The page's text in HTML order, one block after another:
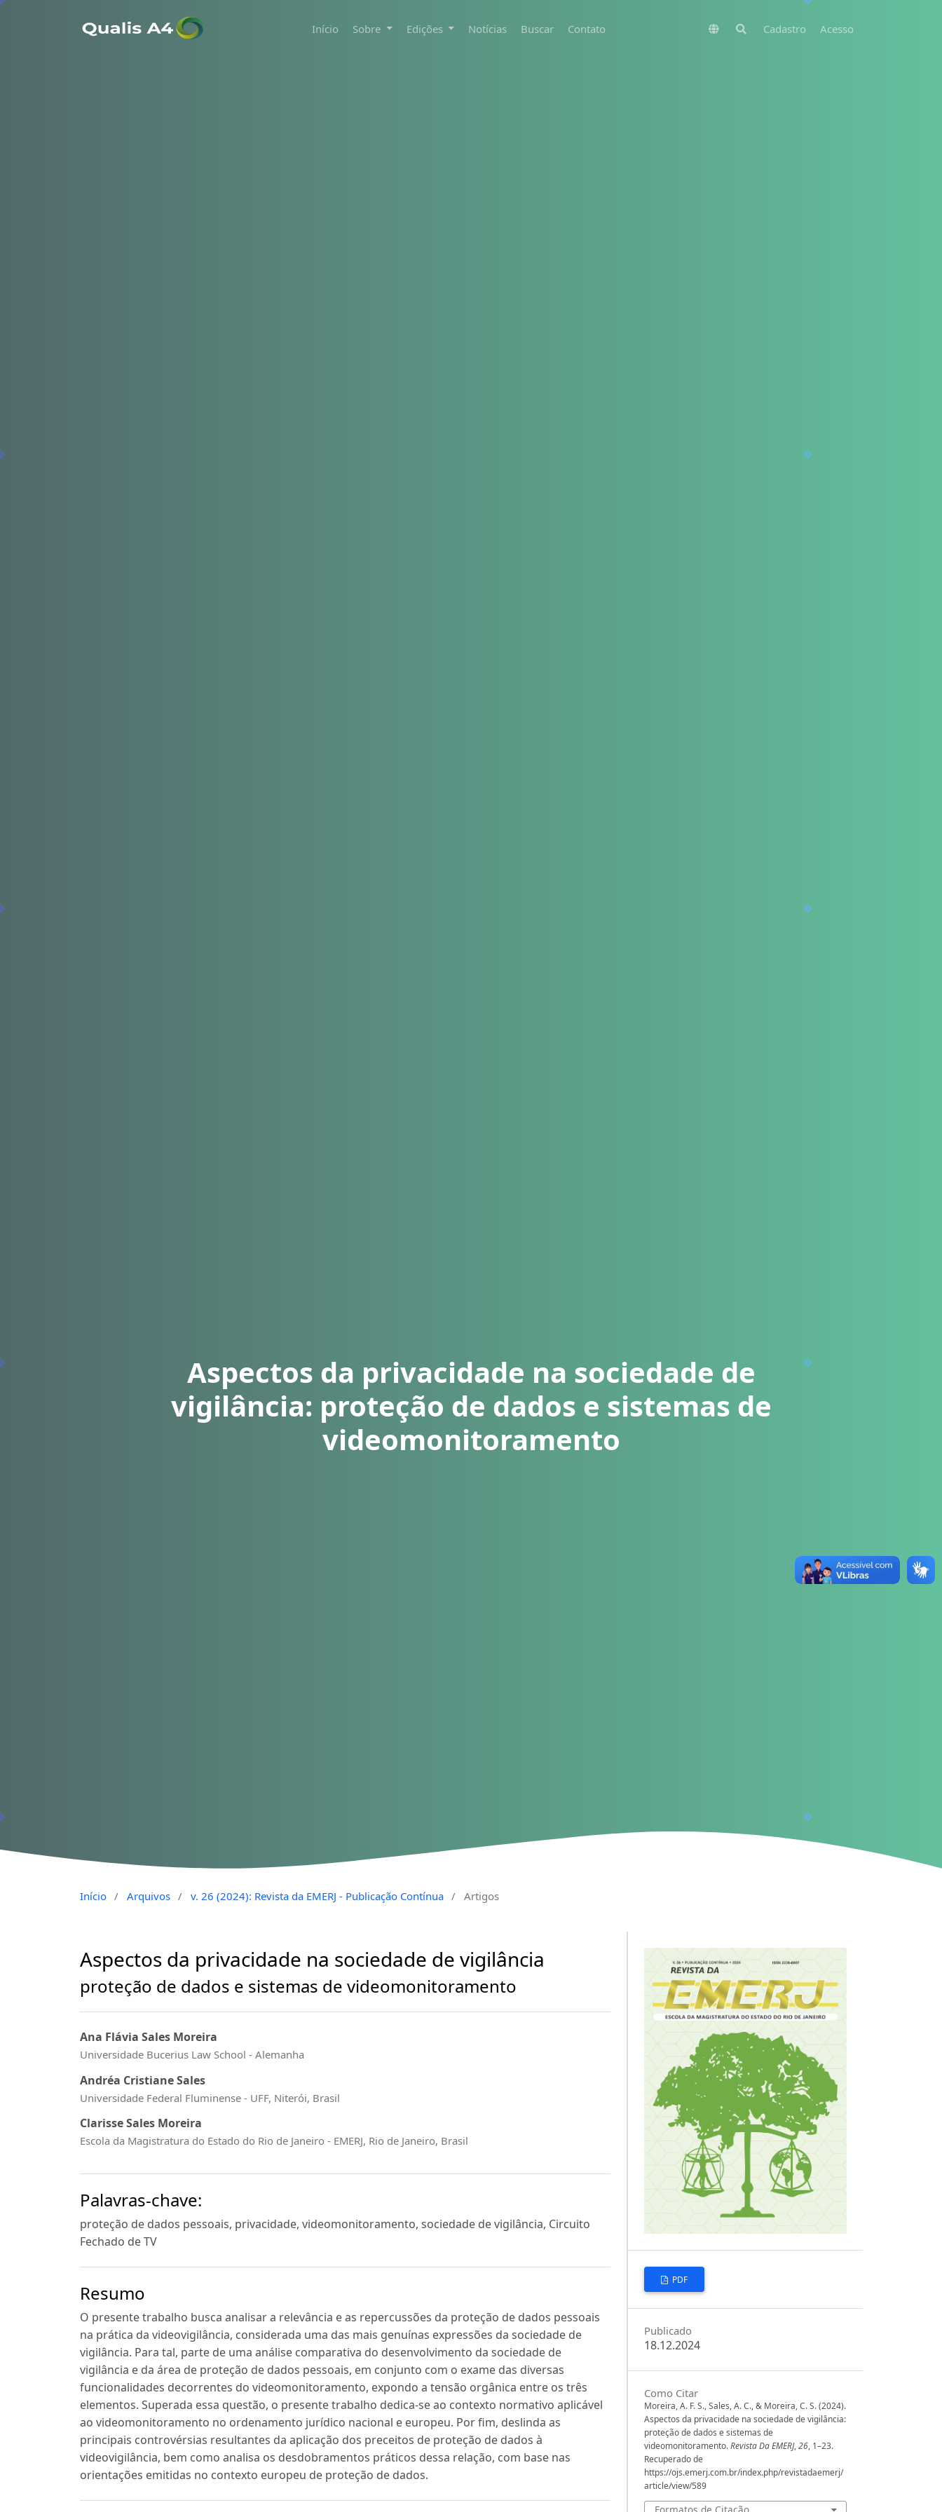
Início Sobre Edições Notícias Buscar Contato Cadastro Acesso
Aspectos da privacidade na sociedade de
vigilância: proteção de dados e sistemas de
videomonitoramento
Início / Arquivos / v. 26 (2024): Revista da EMERJ - Publicação Contínua / Artigos
Aspectos da privacidade na sociedade de vigilância
proteção de dados e sistemas de videomonitoramento
Ana Flávia Sales Moreira
Universidade Bucerius Law School - Alemanha
Andréa Cristiane Sales
Universidade Federal Fluminense - UFF, Niterói, Brasil
Clarisse Sales Moreira
Escola da Magistratura do Estado do Rio de Janeiro - EMERJ, Rio de Janeiro, Brasil
Palavras-chave:
proteção de dados pessoais, privacidade, videomonitoramento, sociedade de vigilância, Circuito
Fechado de TV
Resumo
O presente trabalho busca analisar a relevância e as repercussões da proteção de dados pessoais
na prática da videovigilância, considerada uma das mais genuínas expressões da sociedade de
vigilância. Para tal, parte de uma análise comparativa do desenvolvimento da sociedade de
vigilância e da área de proteção de dados pessoais, em conjunto com o exame das diversas
funcionalidades decorrentes do videomonitoramento, expondo a tensão orgânica entre os três
elementos. Superada essa questão, o presente trabalho dedica-se ao contexto normativo aplicável
ao videomonitoramento no ordenamento jurídico nacional e europeu. Por fim, deslinda as
principais controvérsias resultantes da aplicação dos preceitos de proteção de dados à
videovigilância, bem como analisa os desdobramentos práticos dessa relação, com base nas
orientações emitidas no contexto europeu de proteção de dados.
PDF
Publicado
18.12.2024
Como Citar
Moreira, A. F. S., Sales, A. C., & Moreira, C. S. (2024).
Aspectos da privacidade na sociedade de vigilância:
proteção de dados e sistemas de
videomonitoramento.Revista Da EMERJ,26, 1–23.
Recuperado de
https://ojs.emerj.com.br/index.php/revistadaemerj/
article/view/589
Formatos de Citação